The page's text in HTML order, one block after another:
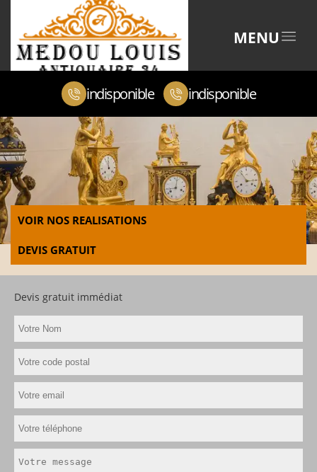
MENU
indisponible indisponible
VOIR NOS REALISATIONS
DEVIS GRATUIT
Devis gratuit immédiat